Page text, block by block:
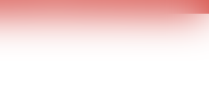
le
menu